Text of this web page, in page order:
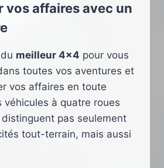
affaires avec un
meilleur 4×4 pour vous
toutes vos aventures et
vos affaires en toute
véhicules à quatre roues
pas seulement
tout-terrain, mais aussi